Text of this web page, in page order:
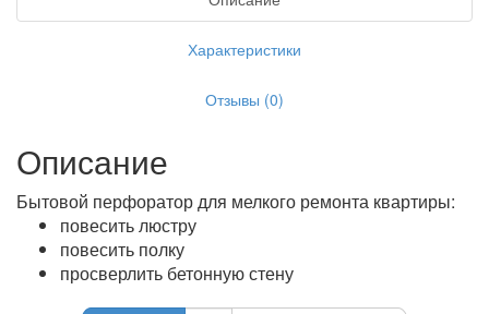
Характеристики
Отзывы (0)
Описание
Бытовой перфоратор для мелкого ремонта квартиры:
повесить люстру
повесить полку
просверлить бетонную стену